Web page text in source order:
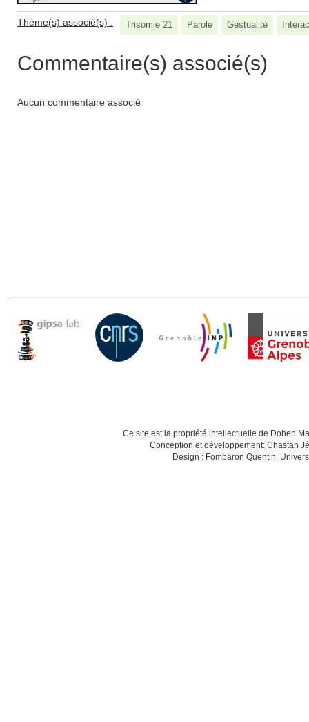
Thème(s) associé(s) : Trisomie 21 Parole Gestualité
Commentaire(s) associé(s)
Aucun commentaire associé
Ce site est la propriété intellectuelle de Dohen
Conception et développement: Chastan
Design : Fombaron Quentin,